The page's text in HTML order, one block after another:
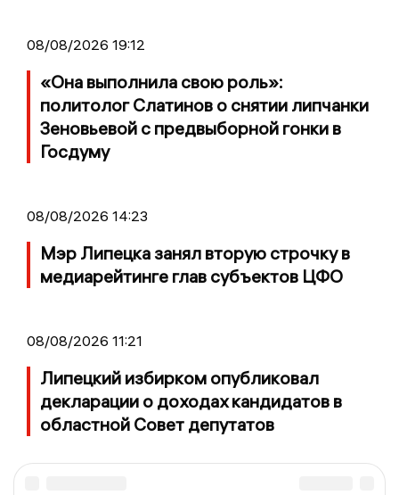
08/08/2026 19:12
«Она выполнила свою роль»:
политолог Слатинов о снятии липчанки
Зеновьевой с предвыборной гонки в
Госдуму
08/08/2026 14:23
Мэр Липецка занял вторую строчку в
медиарейтинге глав субъектов ЦФО
08/08/2026 11:21
Липецкий избирком опубликовал
декларации о доходах кандидатов в
областной Совет депутатов